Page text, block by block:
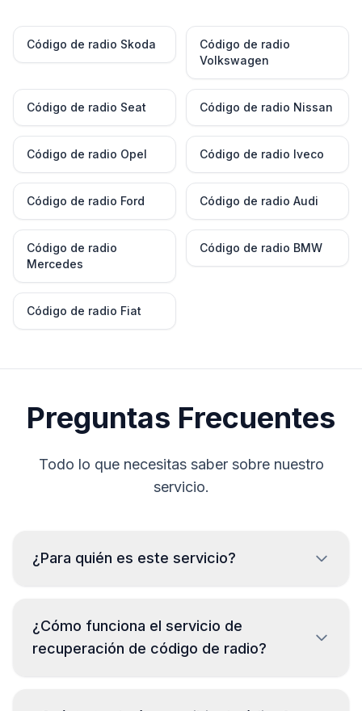
Código de radio Skoda
Código de radio
Volkswagen
Código de radio Seat Código de radio Nissan
Código de radio Opel Código de radio Iveco
Código de radio Ford Código de radio Audi
Código de radio
Mercedes
Código de radio BMW
Código de radio Fiat
Preguntas Frecuentes
Todo lo que necesitas saber sobre nuestro
servicio.
¿Para quién es este servicio?
propietarios legítimos de vehículos que han
perdido el código de la radio. Queda prohibido
cualquier uso indebido. Al utilizarlo, confirmas
¿Cómo funciona el servicio de
recuperación de código de radio?
encontrarás en la etiqueta de la carcasa) o el